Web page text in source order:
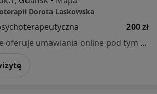
Dorota Laskowska
200 zł
Specjalista nie oferuje umawiania online pod tym adresem.